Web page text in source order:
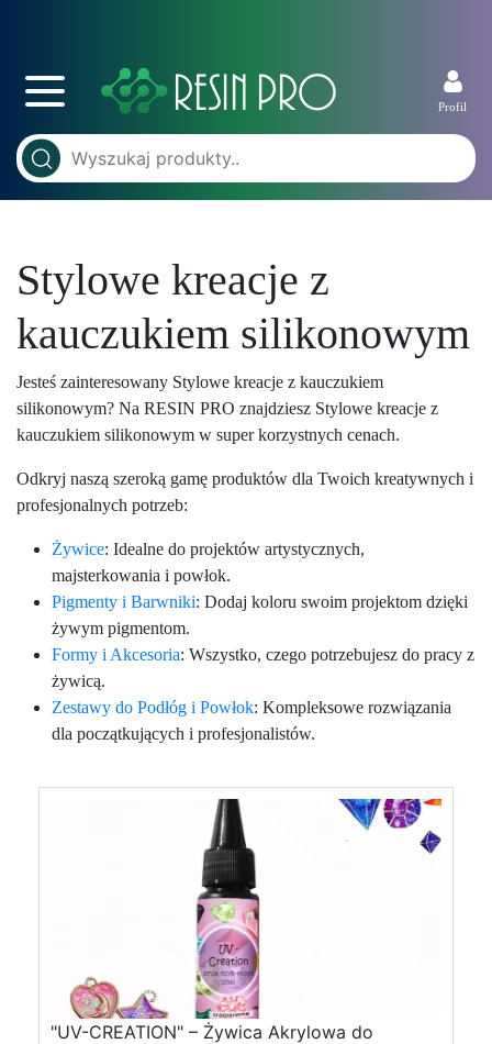
Profil
Stylowe kreacje z
kauczukiem silikonowym
Jesteś zainteresowany Stylowe kreacje z kauczukiem
silikonowym? Na RESIN PRO znajdziesz Stylowe kreacje z
kauczukiem silikonowym w super korzystnych cenach.
Odkryj naszą szeroką gamę produktów dla Twoich kreatywnych i
profesjonalnych potrzeb:
Żywice: Idealne do projektów artystycznych,
majsterkowania i powłok.
Pigmenty i Barwniki: Dodaj koloru swoim projektom dzięki
żywym pigmentom.
Formy i Akcesoria: Wszystko, czego potrzebujesz do pracy z
żywicą.
Zestawy do Podłóg i Powłok: Kompleksowe rozwiązania
dla początkujących i profesjonalistów.
"UV-CREATION" – Żywica Akrylowa do